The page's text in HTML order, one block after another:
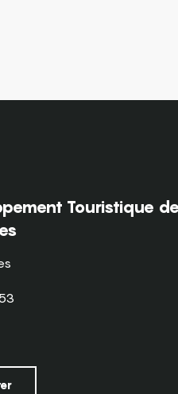
Touristique